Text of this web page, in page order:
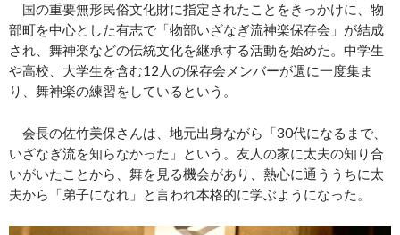
国の重要無形民俗文化財に指定されたことをきっかけに、物
部町を中心とした有志で「物部いざなぎ流神楽保存会」が結成
され、舞神楽などの伝統文化を継承する活動を始めた。中学生
や高校、大学生を含む12人の保存会メンバーが週に一度集ま
り、舞神楽の練習をしているという。
会長の佐竹美保さんは、地元出身ながら「30代になるまで、
いざなぎ流を知らなかった」という。友人の家に太夫の知り合
いがいたことから、舞を見る機会があり、熱心に通ううちに太
夫から「弟子になれ」と言われ本格的に学ぶようになった。